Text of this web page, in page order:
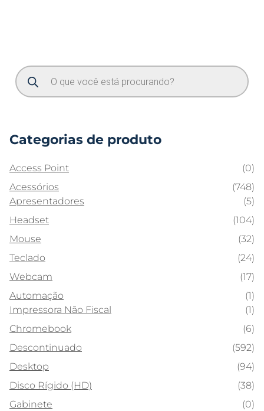
Categorias de produto
Access Point
(0)
Acessórios
(748)
Apresentadores
(5)
Headset
(104)
Mouse
(32)
Teclado
(24)
Webcam
(17)
Automação
(1)
Impressora Não Fiscal
(1)
Chromebook
(6)
Descontinuado
(592)
Desktop
(94)
Disco Rígido (HD)
(38)
Gabinete
(0)